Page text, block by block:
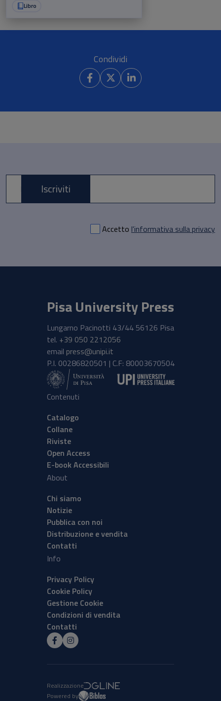
Libro
Condividi
E-mail *
Accetto l'informativa sulla privacy
Iscriviti
Pisa University Press
Lungarno Pacinotti 43/44 56126 Pisa
tel. +39 050 2212056
email press@unipi.it
P.I. 00286820501 | C.F: 80003670504
Contenuti
Catalogo
Collane
Riviste
Open Access
E-book Accessibili
About
Chi siamo
Notizie
Pubblica con noi
Distribuzione e vendita
Contatti
Info
Privacy Policy
Cookie Policy
Gestione Cookie
Condizioni di vendita
Contatti
Realizzazione
Powered by